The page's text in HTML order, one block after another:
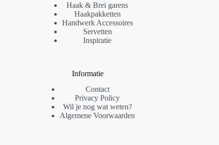
Haak & Brei garens
Haakpakketten
Handwerk Accessoires
Servetten
Inspiratie
Informatie
Contact
Privacy Policy
Wil je nog wat weten?
Algemene Voorwaarden